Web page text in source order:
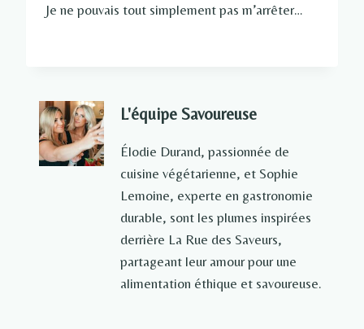
Je ne pouvais tout simplement pas m’arrêter…
L'équipe Savoureuse
Élodie Durand, passionnée de
cuisine végétarienne, et Sophie
Lemoine, experte en gastronomie
durable, sont les plumes inspirées
derrière La Rue des Saveurs,
partageant leur amour pour une
alimentation éthique et savoureuse.